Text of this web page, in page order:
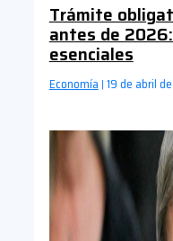
Trámite
antes de
esenciales
Economía | 19 de abril